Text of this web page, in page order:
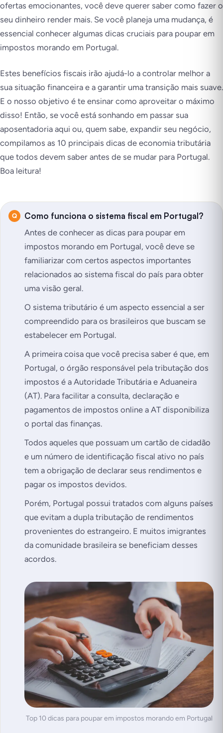
ofertas emocionantes, você deve querer saber como fazer o
seu dinheiro render mais. Se você planeja uma mudança, é
essencial conhecer algumas dicas cruciais para poupar em
impostos morando em Portugal.
Estes benefícios fiscais irão ajudá-lo a controlar melhor a
sua situação financeira e a garantir uma transição mais suave.
E o nosso objetivo é te ensinar como aproveitar o máximo
disso! Então, se você está sonhando em passar sua
aposentadoria aqui ou, quem sabe, expandir seu negócio,
compilamos as 10 principais dicas de economia tributária
que todos devem saber antes de se mudar para Portugal.
Boa leitura!
Como funciona o sistema fiscal em Portugal?
Antes de conhecer as dicas para poupar em
impostos morando em Portugal, você deve se
familiarizar com certos aspectos importantes
relacionados ao sistema fiscal do país para obter
uma visão geral.
O sistema tributário é um aspecto essencial a ser
compreendido para os brasileiros que buscam se
estabelecer em Portugal.
A primeira coisa que você precisa saber é que, em
Portugal, o órgão responsável pela tributação dos
impostos é a Autoridade Tributária e Aduaneira
(AT). Para facilitar a consulta, declaração e
pagamentos de impostos online a AT disponibiliza
o portal das finanças.
Todos aqueles que possuam um cartão de cidadão
e um número de identificação fiscal ativo no país
tem a obrigação de declarar seus rendimentos e
pagar os impostos devidos.
Porém, Portugal possui tratados com alguns países
que evitam a dupla tributação de rendimentos
provenientes do estrangeiro. E muitos imigrantes
da comunidade brasileira se beneficiam desses
acordos.
Top 10 dicas para poupar em impostos morando em Portugal